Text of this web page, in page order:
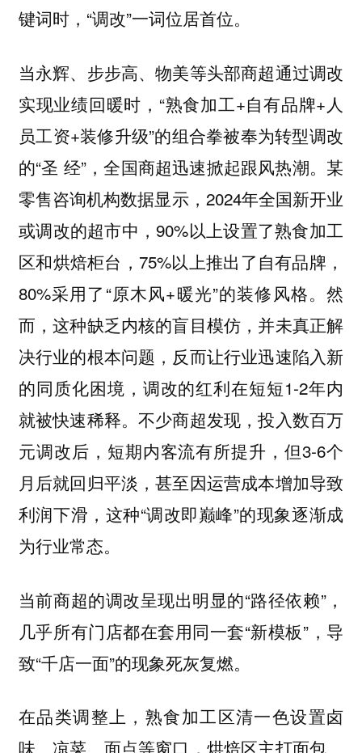
键词时，“调改”一词位居首位。
当永辉、步步高、物美等头部商超通过调改
实现业绩回暖时，“熟食加工+自有品牌+人
员工资+装修升级”的组合拳被奉为转型调改
的“圣 经”，全国商超迅速掀起跟风热潮。某
零售咨询机构数据显示，2024年全国新开业
或调改的超市中，90%以上设置了熟食加工
区和烘焙柜台，75%以上推出了自有品牌，
80%采用了“原木风+暖光”的装修风格。然
而，这种缺乏内核的盲目模仿，并未真正解
决行业的根本问题，反而让行业迅速陷入新
的同质化困境，调改的红利在短短1-2年内
就被快速稀释。不少商超发现，投入数百万
元调改后，短期内客流有所提升，但3-6个
月后就回归平淡，甚至因运营成本增加导致
利润下滑，这种“调改即巅峰”的现象逐渐成
为行业常态。
当前商超的调改呈现出明显的“路径依赖”，
几乎所有门店都在套用同一套“新模板”，导
致“千店一面”的现象死灰复燃。
在品类调整上，熟食加工区清一色设置卤
味、凉菜、面点等窗口，烘焙区主打面包、